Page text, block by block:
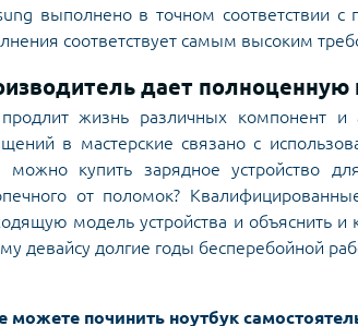
выполнено в точном соответствии
соответствует самым высоким
дает
жизнь различных компонент и
в мастерские связано с
можно купить зарядное устройство
от поломок?
модель устройства и объяснить
девайсу долгие годы бесперебойной
можете починить ноутбук